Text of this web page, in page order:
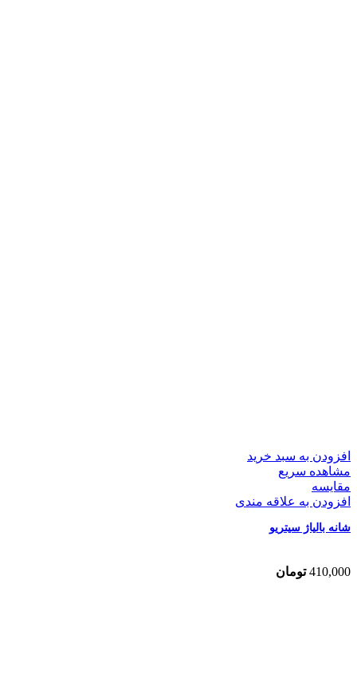
افزودن به سبد خرید
مشاهده سریع
مقایسه
افزودن به علاقه مندی
شانه بالیاژ سیتریو
410,000 تومان